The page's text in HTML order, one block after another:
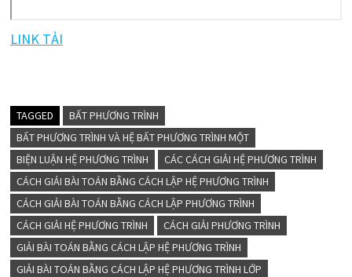
LINK TẢI
TAGGED
BẤT PHƯƠNG TRÌNH
BẤT PHƯƠNG TRÌNH VÀ HỆ BẤT PHƯƠNG TRÌNH MỘT
BIỆN LUẬN HỆ PHƯƠNG TRÌNH
CÁC CÁCH GIẢI HỆ PHƯƠNG TRÌNH
CÁCH GIẢI BÀI TOÁN BẰNG CÁCH LẬP HỆ PHƯƠNG TRÌNH
CÁCH GIẢI BÀI TOÁN BẰNG CÁCH LẬP PHƯƠNG TRÌNH
CÁCH GIẢI HỆ PHƯƠNG TRÌNH
CÁCH GIẢI PHƯƠNG TRÌNH
GIẢI BÀI TOÁN BẰNG CÁCH LẬP HỆ PHƯƠNG TRÌNH
GIẢI BÀI TOÁN BẰNG CÁCH LẬP HỆ PHƯƠNG TRÌNH LỚP